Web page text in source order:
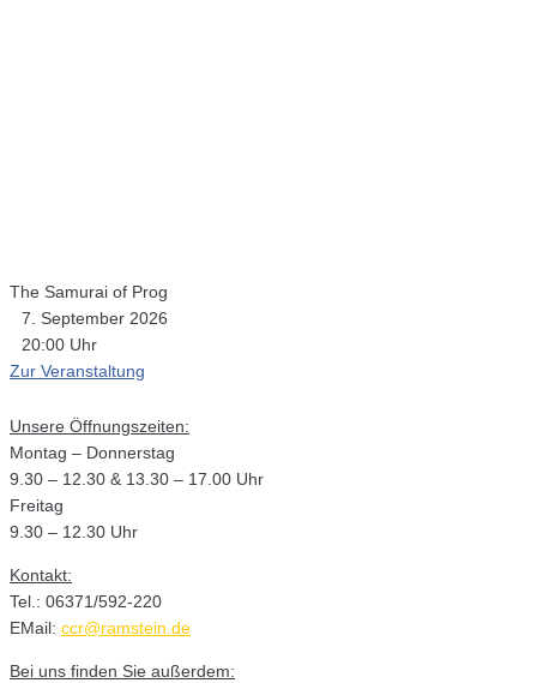
The Samurai of Prog
7. September 2026
20:00 Uhr
Zur Veranstaltung
Unsere Öffnungszeiten:
Montag – Donnerstag
9.30 – 12.30 & 13.30 – 17.00 Uhr
Freitag
9.30 – 12.30 Uhr
Kontakt:
Tel.: 06371/592-220
EMail: ccr@ramstein.de
Bei uns finden Sie außerdem: